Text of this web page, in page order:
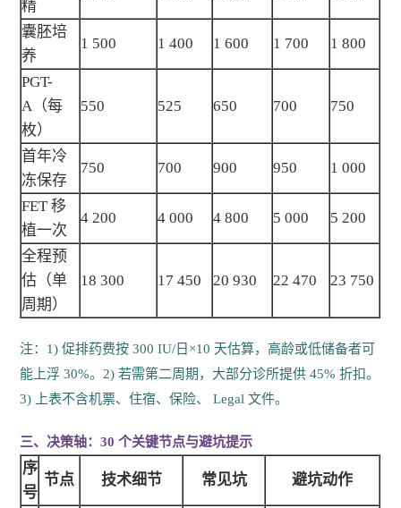
精
囊胚培
养
1 500 1 400 1 600 1 700 1 800
PGT-
A（每
枚）
550 525 650 700 750
首年冷
冻保存
750 700 900 950 1 000
FET 移
植一次
4 200 4 000 4 800 5 000 5 200
全程预
估（单
周期）
18 300 17 450 20 930 22 470 23 750
注：1) 促排药费按 300 IU/日×10 天估算，高龄或低储备者可
能上浮 30%。2) 若需第二周期，大部分诊所提供 45% 折扣。
3) 上表不含机票、住宿、保险、 Legal 文件。
三、决策轴：30 个关键节点与避坑提示
序
号
节点 技术细节 常见坑 避坑动作